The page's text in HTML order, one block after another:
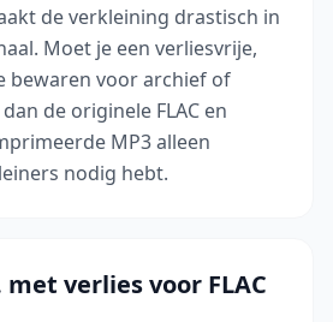
de verkleining drastisch in
Moet je een verliesvrije,
bewaren voor archief of
de originele FLAC en
MP3 alleen
nodig hebt.
verlies voor FLAC